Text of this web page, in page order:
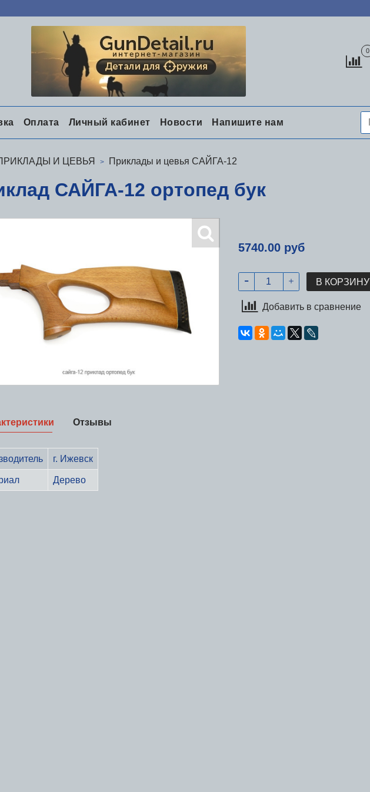
0
Оплата Личный кабинет Новости Напишите нам
И ЦЕВЬЯ Приклады и цевья САЙГА-12
САЙГА-12 ортопед бук
5740.00 руб
В КОРЗИНУ
Добавить в сравнение
г. Ижевск
Дерево
Отзывы